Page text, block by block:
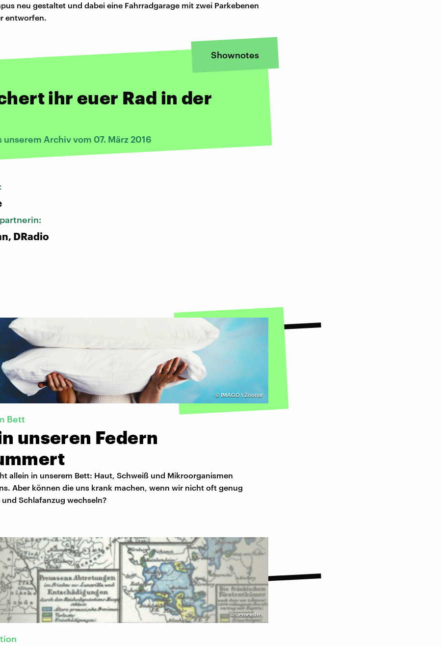
neu gestaltet und dabei eine Fahrradgarage mit zwei Parkebenen
entworfen.
Shownotes
ihr euer Rad in der
unserem Archiv vom 07. März 2016
DRadio
© IMAGO I Zoonar
Bett
unseren Federn
allein in unserem Bett: Haut, Schweiß und Mikroorganismen
Aber können die uns krank machen, wenn wir nicht oft genug
Schlafanzug wechseln?
©gemeinfrei